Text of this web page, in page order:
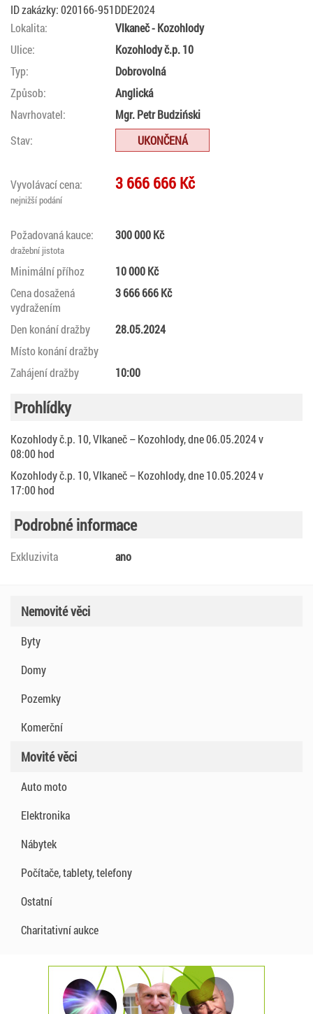
ID zakázky: 020166-951DDE2024
Lokalita:
Vlkaneč - Kozohlody
Ulice:
Kozohlody č.p. 10
Typ:
Dobrovolná
Způsob:
Anglická
Navrhovatel:
Mgr. Petr Budziński
Stav:
UKONČENÁ
Vyvolávací cena:
nejnižší podání
3 666 666 Kč
Požadovaná kauce:
dražební jistota
300 000 Kč
Minimální příhoz
10 000 Kč
Cena dosažená
vydražením
3 666 666 Kč
Den konání dražby
28.05.2024
Místo konání dražby
Zahájení dražby
10:00
Prohlídky
Kozohlody č.p. 10, Vlkaneč – Kozohlody, dne 06.05.2024 v
08:00 hod
Kozohlody č.p. 10, Vlkaneč – Kozohlody, dne 10.05.2024 v
17:00 hod
Podrobné informace
Exkluzivita ano
Nemovité věci
Byty
Domy
Pozemky
Komerční
Movité věci
Auto moto
Elektronika
Nábytek
Počítače, tablety, telefony
Ostatní
Charitativní aukce